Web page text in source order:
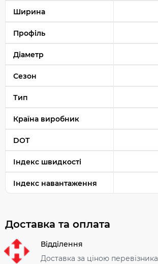
Ширина
Профіль
Діаметр
Сезон
Тип
Країна виробник
DOT
Індекс швидкості
Індекс навантаження
Доставка та оплата
Відділення
Доставка за ціною перевізника